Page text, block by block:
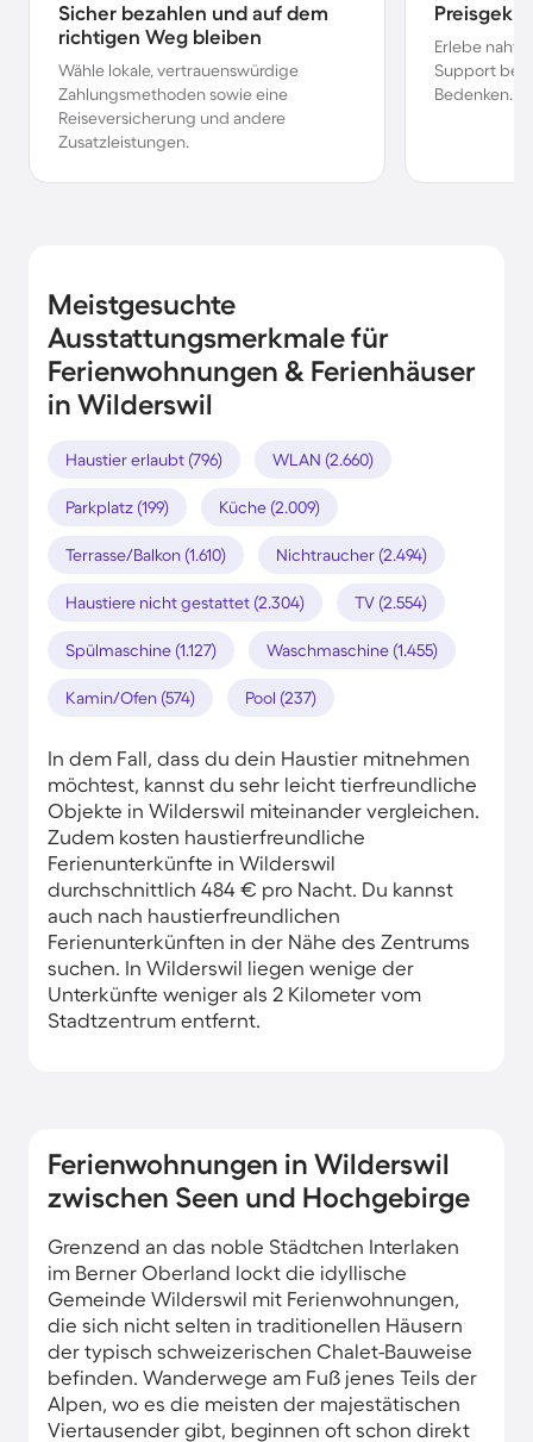
Sicher bezahlen und auf dem
richtigen Weg bleiben
Wähle lokale, vertrauenswürdige
Zahlungsmethoden sowie eine
Reiseversicherung und andere
Zusatzleistungen.
Erlebe
Support bei
Bedenken.
Meistgesuchte
Ausstattungsmerkmale für
Ferienwohnungen & Ferienhäuser
in Wilderswil
Haustier erlaubt (796) WLAN (2.660)
Parkplatz (199) Küche (2.009)
Terrasse/Balkon (1.610) Nichtraucher (2.494)
Haustiere nicht gestattet (2.304) TV (2.554)
Spülmaschine (1.127) Waschmaschine (1.455)
Kamin/Ofen (574) Pool (237)
In dem Fall, dass du dein Haustier mitnehmen
möchtest, kannst du sehr leicht tierfreundliche
Objekte in Wilderswil miteinander vergleichen.
Zudem kosten haustierfreundliche
Ferienunterkünfte in Wilderswil
durchschnittlich 484 € pro Nacht. Du kannst
auch nach haustierfreundlichen
Ferienunterkünften in der Nähe des Zentrums
suchen. In Wilderswil liegen wenige der
Unterkünfte weniger als 2 Kilometer vom
Stadtzentrum entfernt.
Ferienwohnungen in Wilderswil
zwischen Seen und Hochgebirge
Grenzend an das noble Städtchen Interlaken
im Berner Oberland lockt die idyllische
Gemeinde Wilderswil mit Ferienwohnungen,
die sich nicht selten in traditionellen Häusern
der typisch schweizerischen Chalet-Bauweise
befinden. Wanderwege am Fuß jenes Teils der
Alpen, wo es die meisten der majestätischen
Viertausender gibt, beginnen oft schon direkt